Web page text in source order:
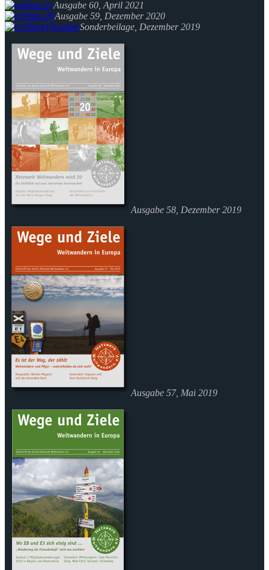
Ausgabe 60, April 2021
Ausgabe 59, Dezember 2020
Sonderbeilage, Dezember 2019
Ausgabe 58, Dezember 2019
Ausgabe 57, Mai 2019